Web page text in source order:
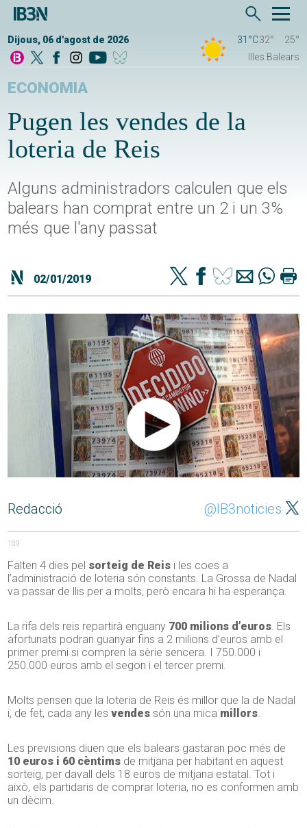
Dijous, 06 d'agost de 2026 31°C32°
25°
Illes Balears
ECONOMIA
Pugen les vendes de la
loteria de Reis
Alguns administradors calculen que els
balears han comprat entre un 2 i un 3%
més que l'any passat
02/01/2019
Redacció @IB3noticies
189
Falten 4 dies pel sorteig de Reis i les coes a
l’administració de loteria són constants. La Grossa de Nadal
va passar de llis per a molts, però encara hi ha esperança.
La rifa dels reis repartirà enguany 700 milions d’euros. Els
afortunats podran guanyar fins a 2 milions d’euros amb el
primer premi si compren la sèrie sencera. I 750.000 i
250.000 euros amb el segon i el tercer premi.
Molts pensen que la loteria de Reis és millor que la de Nadal
i, de fet, cada any lesvendes són una mica millors.
Les previsions diuen que els balears gastaran poc més de
10 euros i 60 cèntims de mitjana per habitant en aquest
sorteig, per davall dels 18 euros de mitjana estatal. Tot i
això, els partidaris de comprar loteria, no es conformen amb
un dècim.